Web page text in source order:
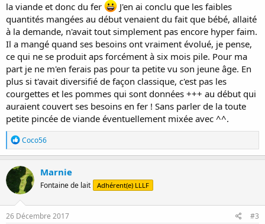
la viande et donc du fer
J'en ai conclu que les faibles
quantités mangées au début venaient du fait que bébé, allaité
à la demande, n'avait tout simplement pas encore hyper faim.
Il a mangé quand ses besoins ont vraiment évolué, je pense,
ce qui ne se produit aps forcément à six mois pile. Pour ma
part je ne m'en ferais pas pour ta petite vu son jeune âge. En
plus si t'avait diversifié de façon classique, c'est pas les
courgettes et les pommes qui sont données +++ au début qui
auraient couvert ses besoins en fer ! Sans parler de la toute
petite pincée de viande éventuellement mixée avec ^^.
R
é
a
c
t
i
o
n
s
Coco56
Marnie
Fontaine de lait Adhérent(e) LLLF
26 Décembre 2017 #3